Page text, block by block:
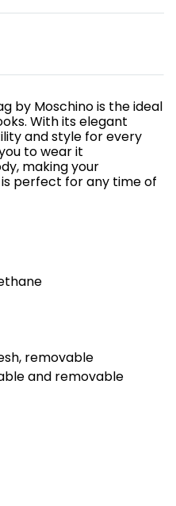
by Moschino is the ideal
With its elegant
and style for every
to wear it
making your
perfect for any time of
removable
and removable